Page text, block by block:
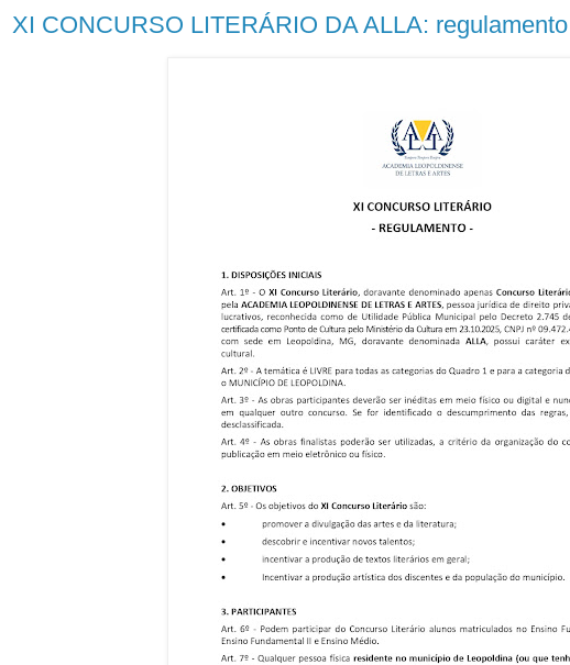
XI CONCURSO LITERÁRIO DA ALLA: regulamento